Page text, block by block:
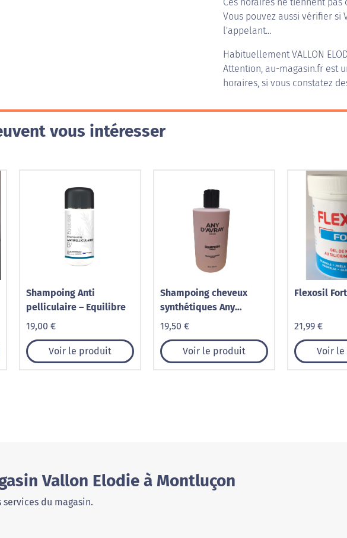
Vous pouvez aussi vérifier
l'appelant...
HabituellementVALLON
Attention, au-magasin.fr est
horaires, si vous constatez
vous intéresser
Shampoing Anti
pelliculaire – Equilibre
19,00 €
Voir le produit
Shampoing cheveux
synthétiques Any
d'Avray 300mL
19,50 €
Voir le produit
Flexosil
21,99 €
Voir
Vallon Elodie à Montluçon
services du magasin.